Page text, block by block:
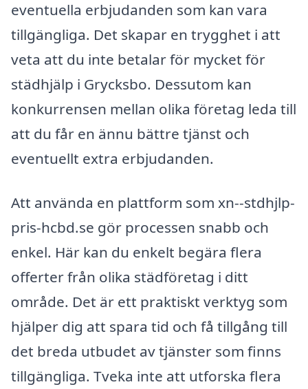
eventuella erbjudanden som kan vara
tillgängliga. Det skapar en trygghet i att
veta att du inte betalar för mycket för
städhjälp i Grycksbo. Dessutom kan
konkurrensen mellan olika företag leda till
att du får en ännu bättre tjänst och
eventuellt extra erbjudanden.
Att använda en plattform som xn--stdhjlp-
pris-hcbd.se gör processen snabb och
enkel. Här kan du enkelt begära flera
offerter från olika städföretag i ditt
område. Det är ett praktiskt verktyg som
hjälper dig att spara tid och få tillgång till
det breda utbudet av tjänster som finns
tillgängliga. Tveka inte att utforska flera